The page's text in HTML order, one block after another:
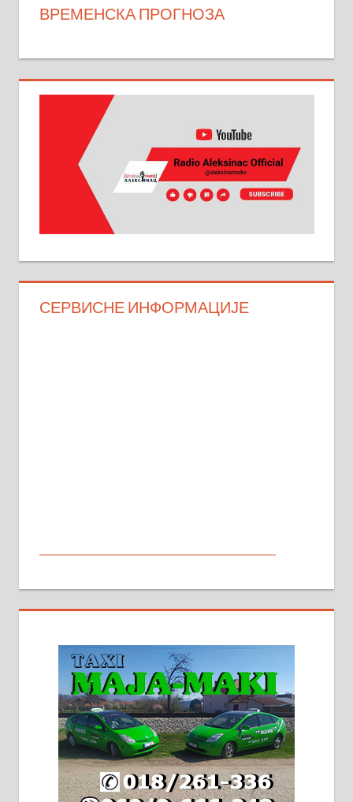
ВРЕМЕНСКА ПРОГНОЗА
СЕРВИСНЕ ИНФОРМАЦИЈЕ
стамбене целине једна уз другу.
2х150м2, две гараже, централно
грејање на гас и дрва. Две
адресе. 063/71-74-023
Издајем комплетно опремљену
халу на Житковачком путу, на
плацу површине око 7 ари.
064/321-80-51; 063/102-35-25